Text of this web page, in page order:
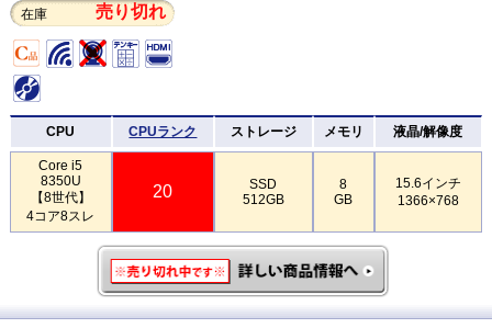
在庫 売り切れ
CPU CPUランク ストレージ メモリ 液晶/解像度
Core i5
8350U
【8世代】
4コア8スレ
20
SSD
512GB
8
GB
15.6インチ
1366×768